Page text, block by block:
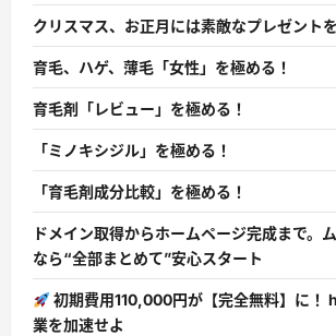
クリスマス、お正月には素敵なプレゼント
育毛、ハゲ、薄毛「女性」を極める！
育毛剤「レビュー」を極める！
「ミノキシジル」を極める！
「育毛剤成分比較」を極める！
ドメイン取得からホームページ完成まで。
なら“全部まとめて”安心スタート
初期費用110,000円が【完全無料】に！
業を加速せよ